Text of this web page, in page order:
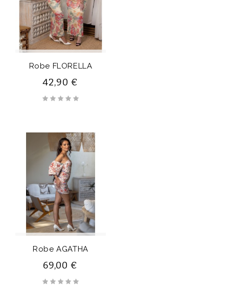
Robe FLORELLA
42,90 €
Robe AGATHA
69,00 €